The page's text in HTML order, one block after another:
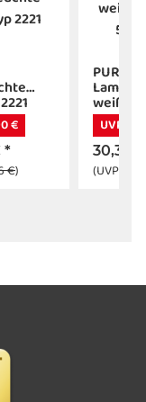
€
*
€)
PURI,
weiß,
50W,
Adapter
UVP -
30,35
(UVP: